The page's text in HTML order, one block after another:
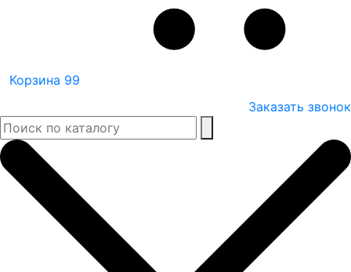
Корзина 99
Заказать звонок